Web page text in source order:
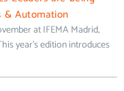
Automation
at IFEMA Madrid,
year’s edition introduces